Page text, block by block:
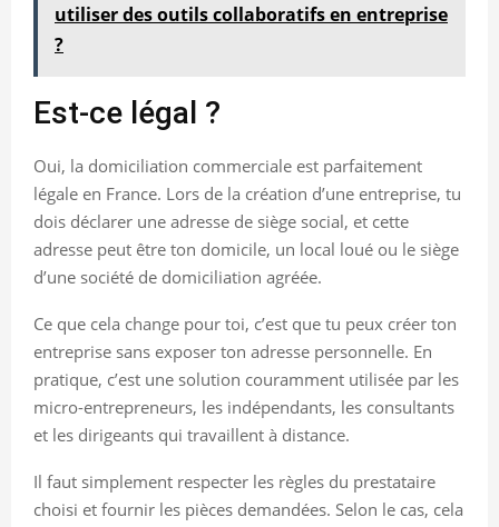
utiliser des outils collaboratifs en entreprise
?
Est-ce légal ?
Oui, la domiciliation commerciale est parfaitement
légale en France. Lors de la création d’une entreprise, tu
dois déclarer une adresse de siège social, et cette
adresse peut être ton domicile, un local loué ou le siège
d’une société de domiciliation agréée.
Ce que cela change pour toi, c’est que tu peux créer ton
entreprise sans exposer ton adresse personnelle. En
pratique, c’est une solution couramment utilisée par les
micro-entrepreneurs, les indépendants, les consultants
et les dirigeants qui travaillent à distance.
Il faut simplement respecter les règles du prestataire
choisi et fournir les pièces demandées. Selon le cas, cela